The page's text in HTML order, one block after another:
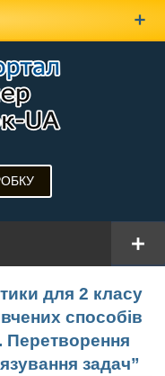
для 2 класу
способів
Перетворення
задач”